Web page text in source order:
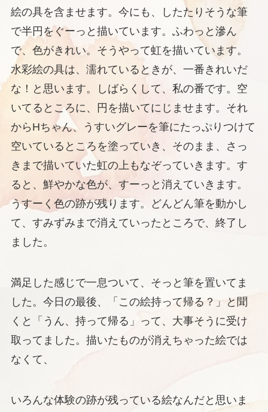
絵の具を含ませます。今にも、したたりそうな筆
で半円をぐーっと描いています。ふわっと滲ん
で、色がきれい。そうやって虹を描いています。
水彩絵の具は、濡れているときが、一番きれいだ
な！と思います。しばらくして、私の番です。空
いてるところに、円を描いてにじませます。それ
からHちゃん、うすいグレーを筆にたっぷりつけて
空いているところを塗っていき、そのまま、さっ
きまで描いていた虹の上もなぞっていきます。す
ると、鮮やかな色が、すーっと消えていきます。
うすーく色の跡が残ります。どんどん筆を動かし
て、すみずみまで消えていったところで、終了し
ました。
満足した感じで一息ついて、そっと筆を置いてま
した。今日の最後、「この絵持って帰る？」と聞
くと「うん、持って帰る」って、大事そうに受け
取ってました。描いたものが消えちゃった絵では
なくて、
いろんな体験の跡が残っている絵なんだと思いま